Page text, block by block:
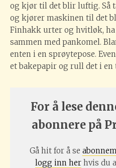
og kjør til det blir luftig. Så
og kjører maskinen til det
Finhakk urter og hvitløk,
sammen med pankomel.
enten i en sprøytepose.
et bakepapir og rull det i
For å lese
abonnere på
Gå hit for å se
logg inn her hvis du